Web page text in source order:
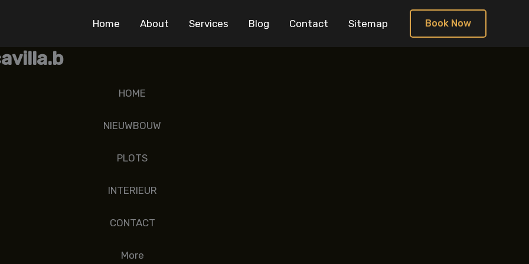
Home About Services Blog Contact Sitemap Book Now
HOME
NIEUWBOUW
PLOTS
INTERIEUR
CONTACT
More